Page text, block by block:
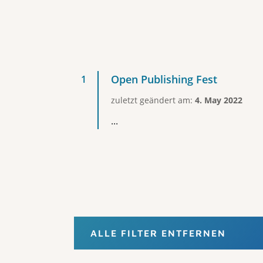
Open Publishing Fest
zuletzt geändert am: 4. May 2022
...
ALLE FILTER ENTFERNEN